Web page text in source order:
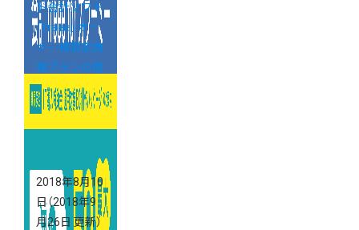
ド会計ソフト
「freee」オー
ナー様限定価
格プランの提
供を開始しま
した
2018年8月10
日（2018年9
月26日 更新）